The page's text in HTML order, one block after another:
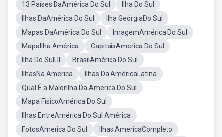
13 Países DaAmérica Do Sul
Ilha Do Sul
Ilhas DaAmérica Do Sul
Ilha GeórgiaDo Sul
Mapas DaAmérica Do Sul
ImagemAmérica Do Sul
MapaIlha América
CapitaisAmerica Do Sul
Ilha Do SulLll
BrasilAmérica Do Sul
IlhasNa America
Ilhas Da AméricaLatina
Qual É a MaiorIlha Da America Do Sul
Mapa FísicoAmérica Do Sul
Ilhas EntreAmérica Do Sul América
FotosAmerica Do Sul
Ilhas AmericaCompleto